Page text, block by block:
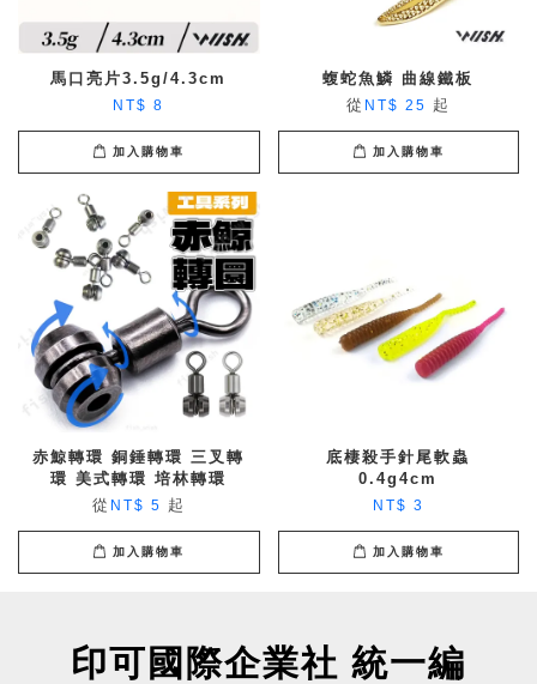
馬口亮片3.5g/4.3cm
NT$ 8
加入購物車
蝮蛇魚鱗 曲線鐵板
從 NT$ 25 起
加入購物車
赤鯨轉環 銅錘轉環 三叉轉
環 美式轉環 培林轉環
從 NT$ 5 起
加入購物車
底棲殺手針尾軟蟲
0.4g4cm
NT$ 3
加入購物車
印可國際企業社 統一編